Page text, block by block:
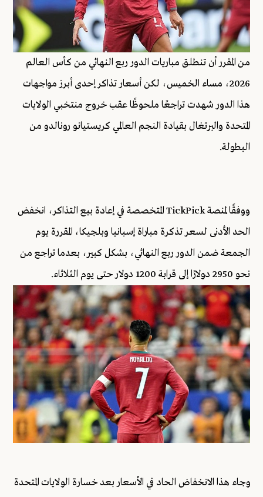
من المقرر أن تنطلق مباريات الدور ربع النهائي من كأس العالم
2026، مساء الخميس، لكن أسعار تذاكر إحدى أبرز مواجهات
هذا الدور شهدت تراجعًا ملحوظًا عقب خروج منتخبي الولايات
المتحدة والبرتغال بقيادة النجم العالمي كريستيانو رونالدو من
البطولة.
ووفقًا لمنصة TickPick المتخصصة في إعادة بيع التذاكر، انخفض
الحد الأدنى لسعر تذكرة مباراة إسبانيا وبلجيكا، المقررة يوم
الجمعة ضمن الدور ربع النهائي، بشكل كبير، بعدما تراجع من
نحو 2950 دولارًا إلى قرابة 1200 دولار حتى يوم الثلاثاء.
وجاء هذا الانخفاض الحاد في الأسعار بعد خسارة الولايات المتحدة